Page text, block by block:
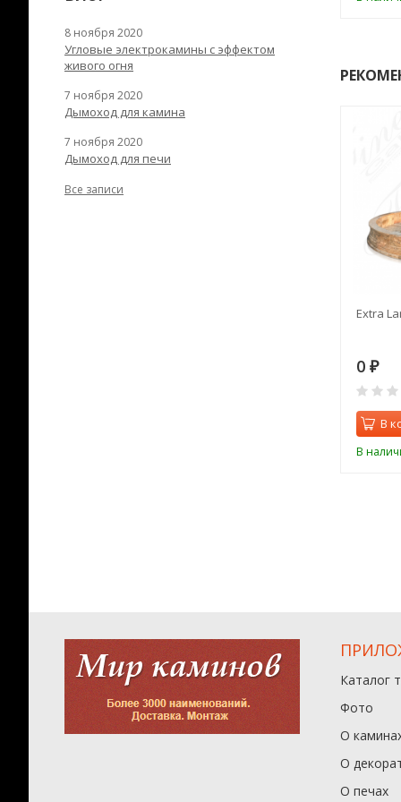
Extra
0 ₽
В
В
8 ноября 2020
Угловые электрокамины с эффектом
живого огня
7 ноября 2020
Дымоход для камина
7 ноября 2020
Дымоход для печи
Все записи
Каталог
Фото
О
О
О печах